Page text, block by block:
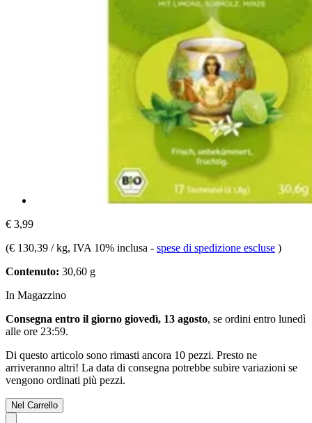
€ 3,99
(€ 130,39 / kg, IVA 10% inclusa - spese di spedizione escluse )
Contenuto: 30,60 g
In Magazzino
Consegna entro il giorno giovedì, 13 agosto, se ordini entro lunedì
alle ore 23:59.
Di questo articolo sono rimasti ancora 10 pezzi. Presto ne
arriveranno altri! La data di consegna potrebbe subire variazioni se
vengono ordinati più pezzi.
Nel Carrello